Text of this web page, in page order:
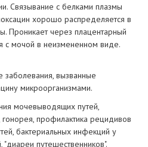
Связывание с белками плазмы
хорошо распределяется в
Проникает через плацентарный
с мочой в неизмененном виде.
вызванные
микроорганизмами.
мочевыводящих путей,
профилактика рецидивов
бактериальных инфекций у
путешественников".